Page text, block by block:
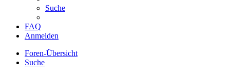
Suche
FAQ
Anmelden
Foren-Übersicht
Suche